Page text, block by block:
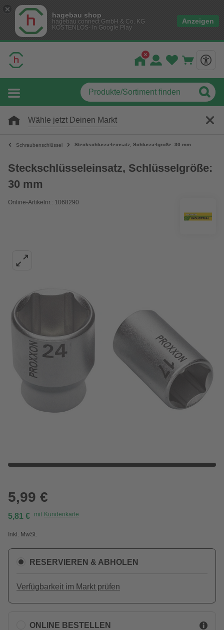
hagebau shop
hagebau connect GmbH & Co. KG
KOSTENLOS- In Google Play
Anzeigen
Wähle jetzt Deinen Markt
Schraubenschlüssel Steckschlüsseleinsatz, Schlüsselgröße: 30 mm
Steckschlüsseleinsatz, Schlüsselgröße:
30 mm
Online-Artikelnr.: 1068290
5,99 €
5,81 € mit Kundenkarte
Inkl. MwSt.
RESERVIEREN & ABHOLEN
Verfügbarkeit im Markt prüfen
ONLINE BESTELLEN